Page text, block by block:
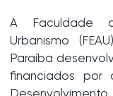
A Faculdade
Urbanismo
Paraíba
financiados por